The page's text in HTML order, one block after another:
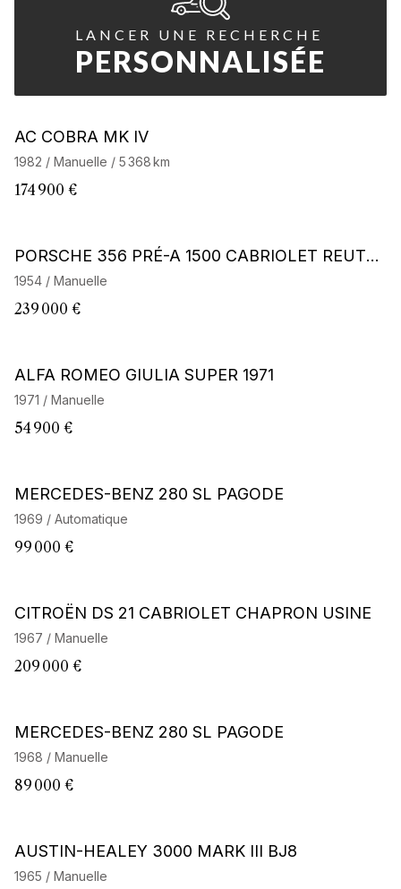
LANCER UNE RECHERCHE
PERSONNALISÉE
Barnes Exclusive
AC COBRA MK IV
1982 / Manuelle / 5 368 km
174 900 €
Barnes Exclusive
PORSCHE 356 PRÉ-A 1500 CABRIOLET REUTT
ER
1954 / Manuelle
239 000 €
ALFA ROMEO GIULIA SUPER 1971
1971 / Manuelle
54 900 €
MERCEDES-BENZ 280 SL PAGODE
1969 / Automatique
99 000 €
Barnes Exclusive
CITROËN DS 21 CABRIOLET CHAPRON USINE
1967 / Manuelle
209 000 €
MERCEDES-BENZ 280 SL PAGODE
1968 / Manuelle
89 000 €
AUSTIN-HEALEY 3000 MARK III BJ8
1965 / Manuelle